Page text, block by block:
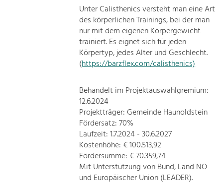
Unter Calisthenics versteht man eine Art
des körperlichen Trainings, bei der man
nur mit dem eigenen Körpergewicht
trainiert. Es eignet sich für jeden
Körpertyp, jedes Alter und Geschlecht.
(https://barzflex.com/calisthenics)
Behandelt im Projektauswahlgremium:
12.6.2024
Projektträger: Gemeinde Haunoldstein
Fördersatz: 70%
Laufzeit: 1.7.2024 - 30.6.2027
Kostenhöhe: € 100.513,92
Fördersumme: € 70.359,74
Mit Unterstützung von Bund, Land NÖ
und Europäischer Union (LEADER).